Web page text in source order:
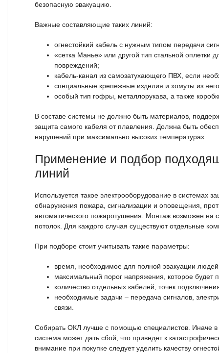
безопасную эвакуацию.
Важные составляющие таких линий:
огнестойкий кабель с нужным типом передачи
«сетка Манье» или другой тип стальной оплетки
повреждений;
кабель-канал из самозатухающего ПВХ, если
специальные крепежные изделия и хомуты из
особый тип гофры, металлорукава, а также
В составе системы не должно быть материалов,
защита самого кабеля от плавления. Должна быть
нарушений при максимально высоких температурах.
Применение и подбор
линий
Используется такое электрооборудование в системах
обнаружения пожара, сигнализации и оповещения,
автоматического пожаротушения. Монтаж возможен на
потолок. Для каждого случая существуют отдельные
При подборе стоит учитывать такие параметры:
время, необходимое для полной эвакуации людей
максимальный порог напряжения, которое будет
количество отдельных кабелей, точек
необходимые задачи – передача сигналов,
связи.
Собирать ОКЛ лучше с помощью специалистов. Иначе
система может дать сбой, что приведет к
внимание при покупке следует уделить качеству